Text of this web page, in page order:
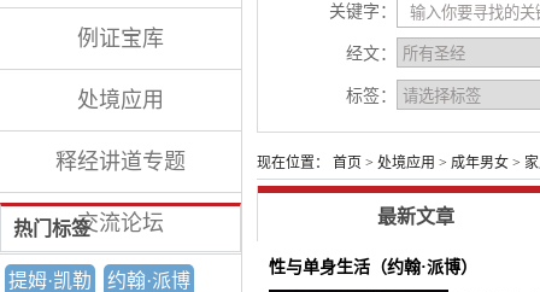
例证宝库
处境应用
释经讲道专题
交流论坛
热门标签
提姆·凯勒 约翰·派博
关键字：
经文：
标签：
现在位置： 首页 > 处境应用 > 成年男女 >
最新文章
性与单身生活（约翰·派博）